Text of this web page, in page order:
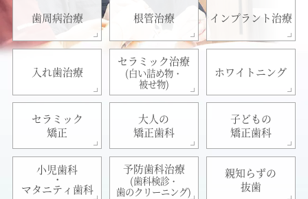
歯周病治療 根管治療 インプラント治療
入れ歯治療
セラミック治療
(白い詰め物・
被せ物)
ホワイトニング
セラミック
矯正
大人の
矯正歯科
子どもの
矯正歯科
小児歯科
・
マタニティ歯科
予防歯科治療
(歯科検診・
歯のクリーニング)
親知らずの
抜歯